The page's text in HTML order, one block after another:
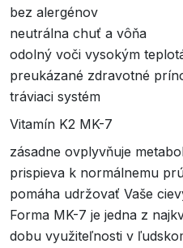
bez alergénov
neutrálna chuť a vôňa
odolný voči vysokým
preukázané zdravotné
tráviaci systém
Vitamín K2 MK-7
zásadne ovplyvňuje
prispieva k normálnemu
pomáha udržovať Vaše
Forma MK-7 je jedna z
dobu využiteľnosti v